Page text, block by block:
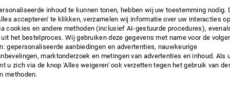
small bedrijfsverbanddozen
6 stuks 1 variant
Bosbouwers EHBO-set
v.a. € 8,35
(incl. BTW) v.a. 2 sets
inhoud te kunnen tonen, hebben wij uw toestemming nodig.
accepteren' te klikken, verzamelen wij informatie over uw interacties
cookies en andere methoden (inclusief AI-gestuurde procedures),
het bestelproces. Wij gebruiken deze gegevens met name voor de
gepersonaliseerde aanbiedingen en advertenties, nauwkeurige
marktonderzoek en metingen van advertenties en inhoud. Als
u zich via de knop 'Alles weigeren' ook verzetten tegen het gebruik van
methoden.